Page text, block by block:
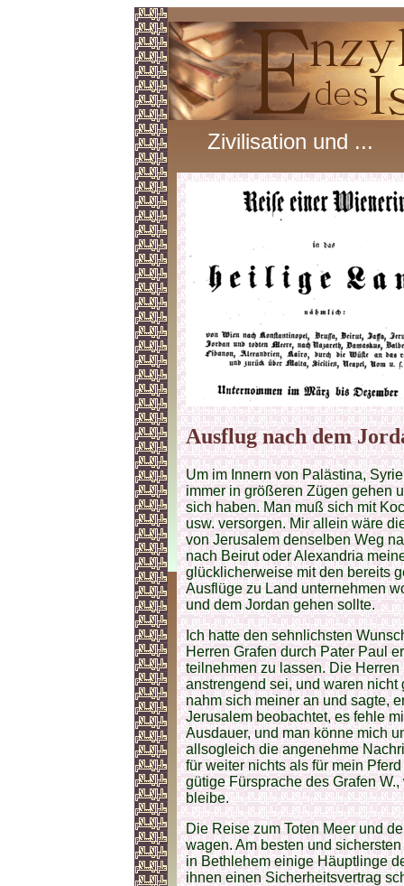
Zivilisation und ...
Ausflug nach dem
Um im Innern von Palästina,
immer in größeren Zügen gehen
sich haben. Man muß sich mit
usw. versorgen. Mir allein wäre
von Jerusalem denselben Weg
nach Beirut oder Alexandria
glücklicherweise mit den bereits
Ausflüge zu Land unternehmen
und dem Jordan gehen sollte.
Ich hatte den sehnlichsten
Herren Grafen durch Pater Paul
teilnehmen zu lassen. Die
anstrengend sei, und waren nicht
nahm sich meiner an und sagte,
Jerusalem beobachtet, es fehle
Ausdauer, und man könne mich
allsogleich die angenehme
für weiter nichts als für mein
gütige Fürsprache des Grafen
bleibe.
Die Reise zum Toten Meer und
wagen. Am besten und
in Bethlehem einige Häuptlinge
ihnen einen Sicherheitsvertrag